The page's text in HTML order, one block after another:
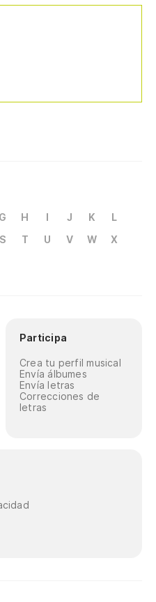
G H I J K
L
S T U V W
X
Participa
Crea tu perfil musical
Envía álbumes
Envía letras
Correcciones de
letras